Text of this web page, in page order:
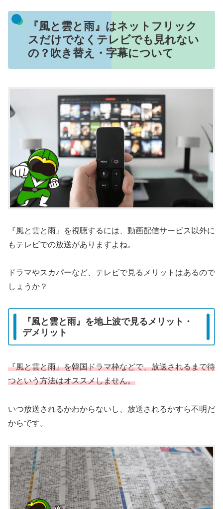
『風と雲と雨』はネットフリック
スだけでなくテレビでも見れない
の？吹き替え・字幕について
『風と雲と雨』を視聴するには、動画配信サービス以外に
もテレビでの放送がありますよね。
ドラマやスカパーなど、テレビで見るメリットはあるので
しょうか？
『風と雲と雨』を地上波で見るメリット・
デメリット
『風と雲と雨』を韓国ドラマ枠などで、放送されるまで待
つという方法はオススメしません。
いつ放送されるかわからないし、放送されるかすら不明だ
からです。